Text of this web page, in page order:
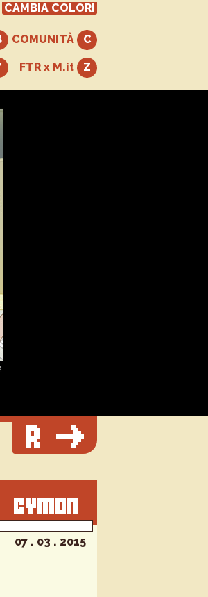
CAMBIA COLORI
COMUNITÀ
FTR x M.it
07 . 03 . 2015